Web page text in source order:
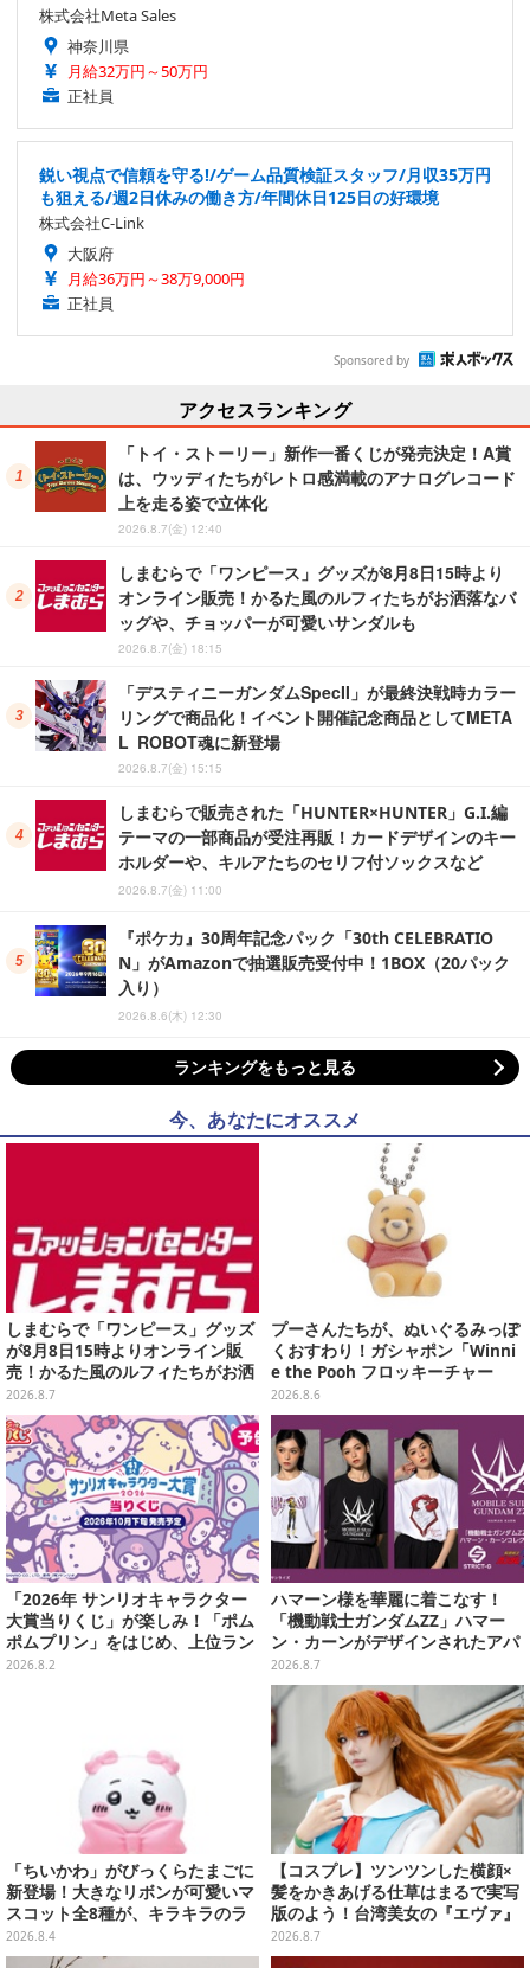
株式会社Meta Sales
神奈川県
月給32万円～50万円
正社員
鋭い視点で信頼を守る!/ゲーム品質検証スタッフ/月収35万円
も狙える/週2日休みの働き方/年間休日125日の好環境
株式会社C-Link
大阪府
月給36万円～38万9,000円
正社員
Sponsored by
アクセスランキング
「トイ・ストーリー」新作一番くじが発売決定！A賞
は、ウッディたちがレトロ感満載のアナログレコード
上を走る姿で立体化
2026.8.7(金) 12:40
しまむらで「ワンピース」グッズが8月8日15時より
オンライン販売！かるた風のルフィたちがお洒落なバ
ッグや、チョッパーが可愛いサンダルも
2026.8.7(金) 18:15
「デスティニーガンダムSpecII」が最終決戦時カラー
リングで商品化！イベント開催記念商品としてMETA
L ROBOT魂に新登場
2026.8.7(金) 15:15
しまむらで販売された「HUNTER×HUNTER」G.I.編
テーマの一部商品が受注再販！カードデザインのキー
ホルダーや、キルアたちのセリフ付ソックスなど
2026.8.7(金) 11:00
『ポケカ』30周年記念パック「30th CELEBRATIO
N」がAmazonで抽選販売受付中！1BOX（20パック
入り）
2026.8.6(木) 12:30
ランキングをもっと見る
今、あなたにオススメ
しまむらで「ワンピース」グッズ
が8月8日15時よりオンライン販
売！かるた風のルフィたちがお洒
落なバッグや、チョッパーが可愛
いサンダルも
2026.8.7
プーさんたちが、ぬいぐるみっぽ
くおすわり！ガシャポン「Winni
e the Pooh フロッキーチャー
ム」ふわふわでどれも可愛い全4
種
2026.8.6
「2026年 サンリオキャラクター
大賞当りくじ」が楽しみ！「ポム
ポムプリン」をはじめ、上位ラン
クインが登場するスペシャル企画
2026.8.2
ハマーン様を華麗に着こなす！
「機動戦士ガンダムZZ」ハマー
ン・カーンがデザインされたアパ
レルが販売
2026.8.7
「ちいかわ」がびっくらたまごに
新登場！大きなリボンが可愛いマ
スコット全8種が、キラキラのラ
メ入り入浴剤から飛び出す
2026.8.4
【コスプレ】ツンツンした横顔×
髪をかきあげる仕草はまるで実写
版のよう！台湾美女の『エヴァ』
制服アスカが美しすぎた【写真8
枚】
2026.8.7